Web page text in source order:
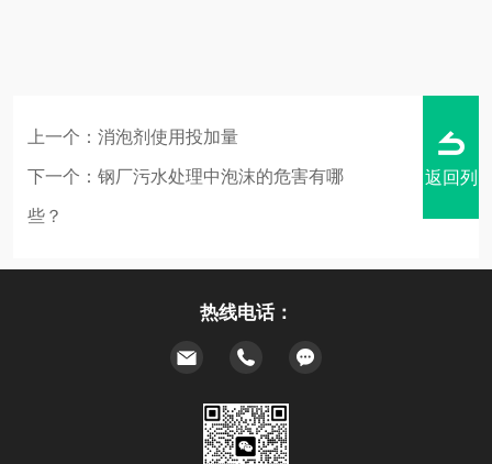
上一个： 消泡剂使用投加量
下一个： 钢厂污水处理中泡沫的危害有哪
些？
返回列
热线电话：